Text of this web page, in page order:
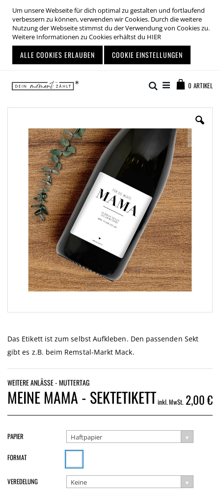
Um unsere Webseite für dich optimal zu gestalten und fortlaufend
verbessern zu können, verwenden wir Cookies. Durch die weitere
Nutzung der Webseite stimmst du der Verwendung von Cookies zu.
Weitere Informationen zu Cookies erhältst du HIER
ALLE COOKIES ERLAUBEN COOKIE EINSTELLUNGEN
Inhalt
springen
0 ARTIKEL
Suche
Bildgalerie
springen
der
Bildgalerie
springen
Das Etikett ist zum selbst Aufkleben. Den passenden Sekt
gibt es z.B. beim Remstal-Markt Mack.
WEITERE ANLÄSSE - MUTTERTAG
MEINE MAMA - SEKTETIKETTinkl. MwSt. 2,00 €
PAPIER Haftpapier
FORMAT
VEREDELUNG Keine